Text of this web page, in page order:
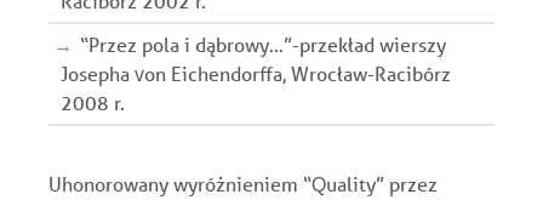
“Przez pola i dąbrowy…”-przekład wierszy
Josepha von Eichendorffa, Wrocław-Racibórz
2008 r.
Uhonorowany wyróżnieniem “Quality” przez